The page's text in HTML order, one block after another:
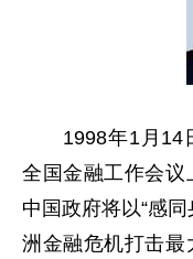
1998年1月14日
全国金融工作会议
中国政府将以“感
洲金融危机打击最